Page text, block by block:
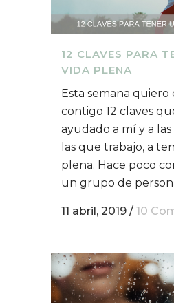
12 CLAVES PARA
VIDA PLENA
Esta semana
contigo 12 claves
ayudado a mí y a
las que trabajo, a
plena. Hace poco
un grupo de
11 abril, 2019 / 10